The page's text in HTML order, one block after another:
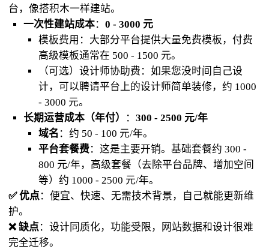
台，像搭积木一样建站。
一次性建站成本： 0 - 3000 元
模板费用：大部分平台提供大量免费模板，付费
高级模板通常在 500 - 1500 元。
（可选）设计师协助费：如果您没时间自己设
计，可以聘请平台上的设计师简单装修，约 1000
- 3000 元。
长期运营成本（年付）
： 300 - 2500 元/年
域名 ：约 50 - 100 元/年。
平台套餐费：这是主要开销。基础套餐约 300 -
800 元/年，高级套餐（去除平台品牌、增加空间
等）约 1000 - 2500 元/年。
✅ 优点 ：便宜、快速、无需技术背景，自己就能更新维
护。
❌ 缺点 ：设计同质化，功能受限，网站数据和设计很难
完全迁移。